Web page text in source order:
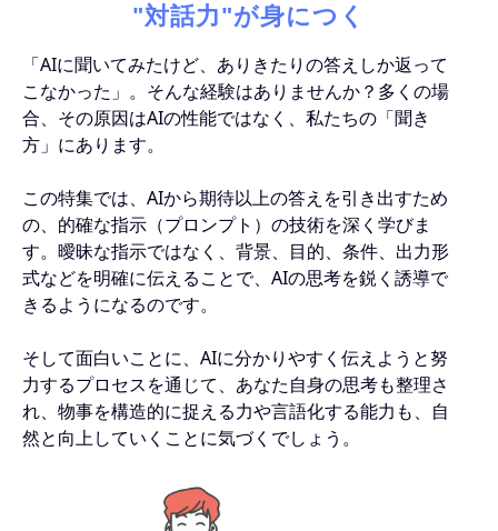
"対話力"が身につく
「AIに聞いてみたけど、ありきたりの答えしか返って
こなかった」。そんな経験はありませんか？多くの場
合、その原因はAIの性能ではなく、私たちの「聞き
方」にあります。
この特集では、AIから期待以上の答えを引き出すため
の、的確な指示（プロンプト）の技術を深く学びま
す。曖昧な指示ではなく、背景、目的、条件、出力形
式などを明確に伝えることで、AIの思考を鋭く誘導で
きるようになるのです。
そして面白いことに、AIに分かりやすく伝えようと努
力するプロセスを通じて、あなた自身の思考も整理さ
れ、物事を構造的に捉える力や言語化する能力も、自
然と向上していくことに気づくでしょう。